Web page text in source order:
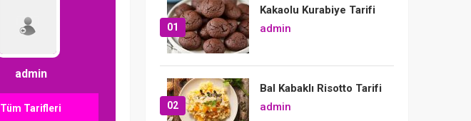
admin
Tüm Tarifleri
01
Kakaolu Kurabiye Tarifi
admin
02
Bal Kabaklı Risotto Tarifi
admin